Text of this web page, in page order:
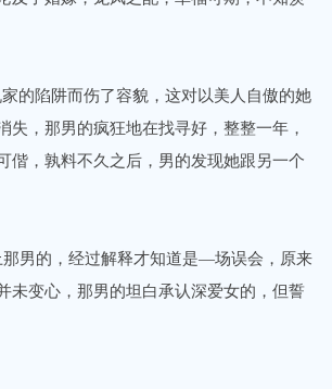
的陷阱而伤了容貌，这对以美人自傲的她
，那男的疯狂地在找寻好，整整一年，
，孰料不久之后，男的发现她跟另一个
男的，经过解释才知道是—场误会，原来
未变心，那男的坦白承认深爱女的，但誓